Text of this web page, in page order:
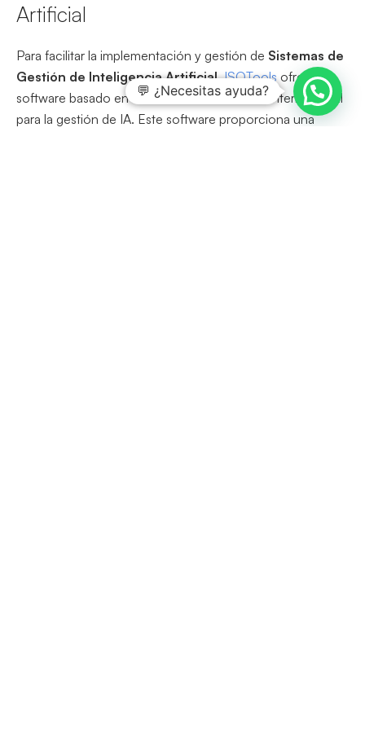
Artificial
Para facilitar la implementación y gestión de Sistemas de
Gestión de Inteligencia Artificial,ISOToolsofrece un
software basado en laISO 42001, la norma internacional
para la gestión de IA. Este software proporciona una
💬 ¿Necesitas ayuda?